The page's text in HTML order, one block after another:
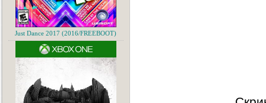
Just Dance 2017 (2016/FREEBOOT)